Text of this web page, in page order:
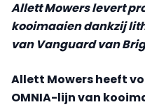
Allett Mowers levert
kooimaaien dankzij
van Vanguard van
Allett Mowers heeft
OMNIA-lijn van